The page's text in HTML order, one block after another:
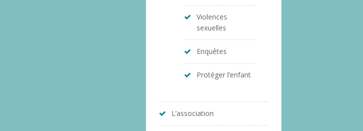
Violences
sexuelles
Enquêtes
Protéger l’enfant
L’association